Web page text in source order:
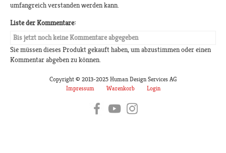
umfangreich verstanden werden kann.
Liste der Kommentare:
Bis jetzt noch keine Kommentare abgegeben
Sie müssen dieses Produkt gekauft haben, um abzustimmen oder einen
Kommentar abgeben zu können.
Copyright © 2013-2025 Human Design Services AG
Impressum
Warenkorb Login